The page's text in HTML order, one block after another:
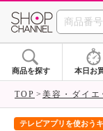
商品を探す 本日お
TOP 美容・ダイエ
テレビアプリを使おう